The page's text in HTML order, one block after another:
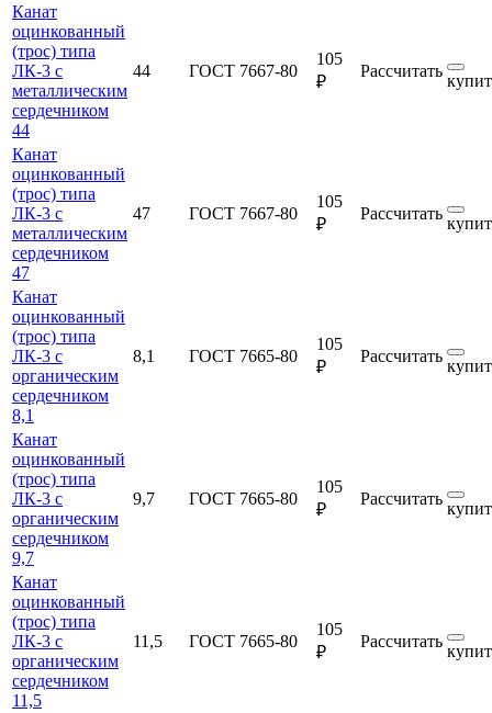
Канат
оцинкованный
(трос) типа
ЛК-3 с
металлическим
сердечником
44
44 ГОСТ 7667-80
105
₽
Рассчитать
Канат
оцинкованный
(трос) типа
ЛК-3 с
металлическим
сердечником
47
47 ГОСТ 7667-80
105
₽
Рассчитать
Канат
оцинкованный
(трос) типа
ЛК-3 с
органическим
сердечником
8,1
8,1 ГОСТ 7665-80
105
₽
Рассчитать
Канат
оцинкованный
(трос) типа
ЛК-3 с
органическим
сердечником
9,7
9,7 ГОСТ 7665-80
105
₽
Рассчитать
Канат
оцинкованный
(трос) типа
ЛК-3 с
органическим
сердечником
11,5
11,5 ГОСТ 7665-80
105
₽
Рассчитать